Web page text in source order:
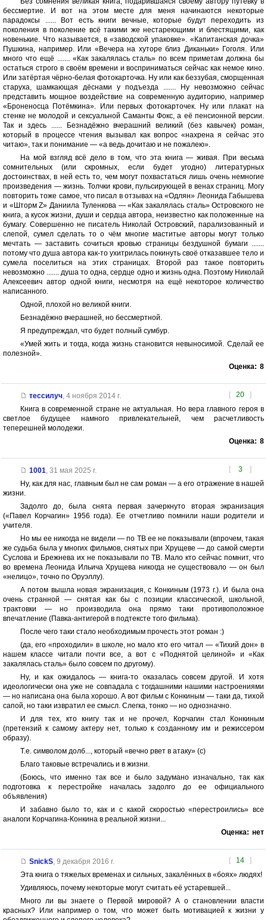
бессмертие. И вот на этом месте для меня начинаются некоторые
парадоксы ...... Вот есть книги вечные, которые будут переходить из
поколения в поколение всё такими же нестареющими и блестящими, как
новенькие. Что называется, в «заводской упаковке». «Капитанская дочка»
Пушкина, например. Или «Вечера на хуторе близ Диканьки» Гоголя. Или
много что ещё ....... «Как закалялась сталь» по всем приметам должна бы
остаться строго в своём времени и восприниматься сейчас как немое кино.
Или затёртая чёрно-белая фотокарточка. Ну или как беззубая, сморщенная
старуха, шамкающая дёснами у подъезда ....... Ну невозможно сейчас
представить мощное воздействие на современную аудиторию, например
«Броненосца Потёмкина». Или первых фотокарточек. Ну или плакат на
стенке не молодой и сексуальной Саманты Фокс, а её пенсионной версии.
Так и здесь ...... Безнадёжно вчерашний великий (без кавычек) роман,
который в процессе чтения вызывал как вопрос «нахрена я сейчас это
читаю», так и понимание — «а ведь дочитаю и не пожалею».
На мой взгляд всё дело в том, что эта книга — живая. При весьма
сомнительных (или скромных, если будет угодно) литературных
достоинствах, в ней есть то, чем могут похвастаться лишь очень немногие
произведения — жизнь. Толчки крови, пульсирующей в венах страниц. Могу
повторить тоже самое, что писал в отзывах на «Одлян» Леонида Габышева
и «Шторм Z» Даниила Туленкова — «Как закалялась сталь» Островского не
книга, а кусок жизни, души и сердца автора, неизвестно как положенные на
бумагу. Совершенно не писатель Николай Островский, парализованный и
слепой, сумел сделать то о чём многие маститые авторы могут только
мечтать — заставить сочиться кровью страницы бездушной бумаги .......
потому что душа автора как-то ухитрилась покинуть своё отказавшее тело и
сумела поселиться на этих страницах. Второй раз такое повторить
невозможно ....... душа то одна, сердце одно и жизнь одна. Поэтому Николай
Алексеевич автор одной книги, несмотря на ещё некоторое количество
написанного.
Одной, плохой но великой книги.
Безнадёжно вчерашней, но бессмертной.
Я предупреждал, что будет полный сумбур.
«Умей жить и тогда, когда жизнь становится невыносимой. Сделай ее
полезной».
Оценка: 8
[ 20 ]
тессилуч, 4 ноября 2014 г.
Книга в современной стране не актуальная. Но вера главного героя в
светлое будущее намного привлекательней, чем расчетливость
теперешней молодежи.
Оценка: 8
[ 3 ]
1001, 31 мая 2025 г.
Ну, как для нас, главным был не сам роман — а его отражение в нашей
жизни.
Задолго до, была снята первая зачеркнуто вторая экранизация
(«Павел Корчагин» 1956 года). Ее отчетливо помнили наши родители и
учителя.
Но мы ее никогда не видели — по ТВ ее не показывали (впрочем, такая
же судьба была у многих фильмов, снятых при Хрущеве — до самой смерти
Суслова и Брежнева их не показывали по ТВ. Мало кто сейчас помнит, что
во времена Леонида Ильича Хрущева никогда не существовало — он был
«нелицо», точно по Оруэллу).
А потом вышла новая экранизация, с Конкиным (1973 г.). И была она
очень странной — снятая как бы с позиции классической, школьной,
трактовки — но производила она прямо таки противоположное
впечатление (Павка-антигерой в подтексте того фильма).
После чего таки стало необходимым прочесть этот роман :)
(да, его «проходили» в школе, но мало кто его читал — «Тихий дон» в
нашем классе читали почти все, а вот с «Поднятой целиной» и «Как
закалялась сталь» было совсем по другому).
Ну, и как ожидалось — книга-то оказалась совсем другой. И хотя
идеологически она уже не совпадала с тогдашними нашими настроениями
— но написана она была хорошо. А вот фильм с Конкиным — таки да, тихой
сапой, но таки извратил ее смысл. Слегка, тонко — но однозначно.
И для тех, кто книгу так и не прочел, Корчагин стал Конкиным
(претензий к самому актеру нет, только к созданному им и режиссером
образу).
Т.е. символом долб..., который «вечно рвет в атаку» (с)
Благо таковые встречались и в жизни.
(Боюсь, что именно так все и было задумано изначально, так как
подготовка к перестройке началась задолго до ее официального
объявления)
И забавно было то, как и с какой скоростью «перестроились» все
аналоги Корчагина-Конкина в реальной жизни...
Оценка: нет
[ 14 ]
SnickS, 9 декабря 2016 г.
Эта книга о тяжелых временах и сильных, закалённых в «боях» людях!
Удивляюсь, почему некоторые могут считать её устаревшей...
Много ли вы знаете о Первой мировой? А о становлении власти
красных? Или например о том, что может быть мотивацией к жизни у